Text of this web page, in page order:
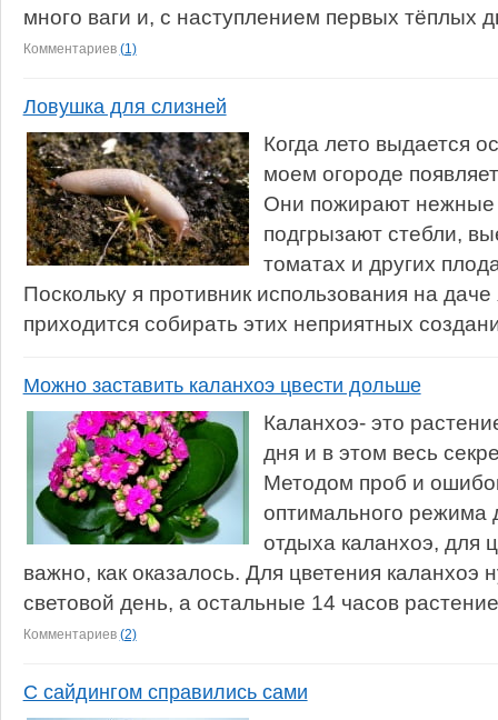
много ваги и, с наступлением первых тёплых
Комментариев (1)
Ловушка для слизней
Когда лето выдается
моем огороде
Они пожирают нежные
подгрызают стебли,
томатах и других
Поскольку я противник использования на
приходится собирать этих неприятных
Можно заставить каланхоэ цвести дольше
Каланхоэ- это
дня и в этом весь
Методом проб и
оптимального режима
отдыха каланхоэ, для
важно, как оказалось. Для цветения каланхоэ
световой день, а остальные 14 часов
Комментариев (2)
С сайдингом справились сами